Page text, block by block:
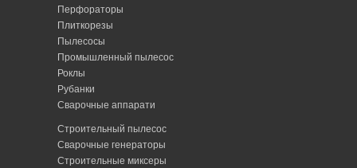
Перфораторы
Плиткорезы
Пылесосы
Промышленный пылесос
Роклы
Рубанки
Сварочные аппарати
Строительный пылесос
Сварочные генераторы
Строительные миксеры